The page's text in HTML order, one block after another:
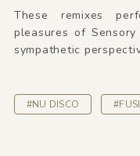
These remixes
pleasures of
sympathetic
#NU DISCO